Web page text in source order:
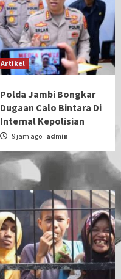
Artikel
Polda Jambi Bongkar
Dugaan Calo Bintara Di
Internal Kepolisian
9 jam ago admin